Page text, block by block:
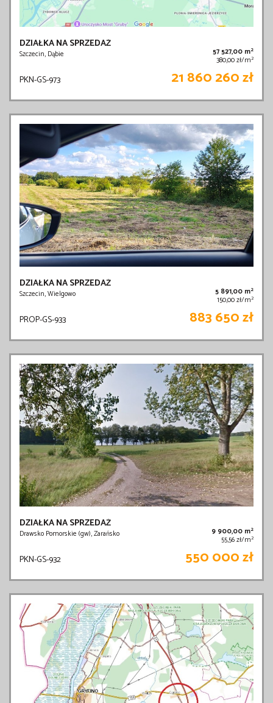
DZIAŁKA NA SPRZEDAŻ
Szczecin, Dąbie 57 527,00 m2
380,00 zł/m2
PKN-GS-973 21 860 260 zł
DZIAŁKA NA SPRZEDAŻ
Szczecin, Wielgowo 5 891,00 m2
150,00 zł/m2
PROP-GS-933 883 650 zł
DZIAŁKA NA SPRZEDAŻ
Drawsko Pomorskie (gw), Zarańsko 9 900,00 m2
55,56 zł/m2
PKN-GS-932 550 000 zł